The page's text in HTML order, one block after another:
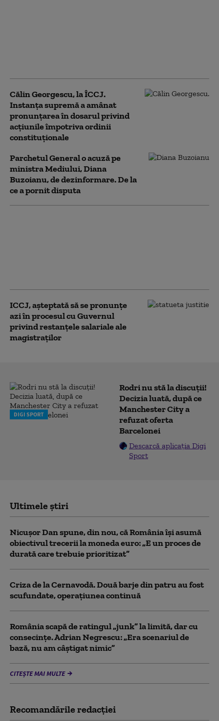
Călin Georgescu, la ÎCCJ.
Instanța supremă a amânat
pronunțarea în dosarul privind
acțiunile împotriva ordinii
constituționale
Parchetul General o acuză pe
ministra Mediului, Diana
Buzoianu, de dezinformare. De la
ce a pornit disputa
ICCJ, așteptată să se pronunţe
azi în procesul cu Guvernul
privind restanţele salariale ale
magistraţilor
DIGI SPORT
Rodri nu stă la discuții!
Decizia luată, după ce
Manchester City a
refuzat oferta
Barcelonei
Descarcă aplicația Digi
Sport
Ultimele știri
Nicușor Dan spune, din nou, că România își asumă
obiectivul trecerii la moneda euro: „E un proces de
durată care trebuie prioritizat”
Criza de la Cernavodă. Două barje din patru au fost
scufundate, operațiunea continuă
România scapă de ratingul „junk” la limită, dar cu
consecinţe. Adrian Negrescu: „Era scenariul de
bază, nu am câștigat nimic”
CITEȘTE MAI MULTE
Recomandările redacţiei